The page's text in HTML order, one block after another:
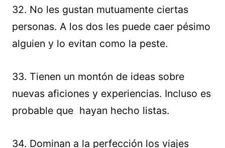
32. No les gustan mutuamente ciertas
personas. A los dos les puede caer pésimo
alguien y lo evitan como la peste.
33. Tienen un montón de ideas sobre
nuevas aficiones y experiencias. Incluso es
probable que hayan hecho listas.
34. Dominan a la perfección los viajes